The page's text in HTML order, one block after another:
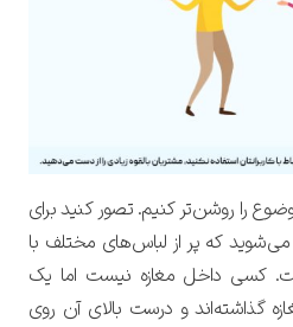
را روشن‌تر کنیم. تصور کنید برای
می‌شوید که پر از لبا‌س‌های مختلف با
کسی داخل مغازه نیست اما یک
گذاشته‌اند و درست بالای آن روی